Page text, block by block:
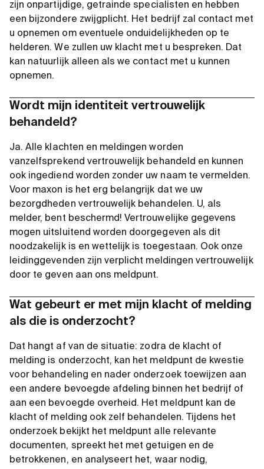
zijn onpartijdige, getrainde specialisten en hebben
een bijzondere zwijgplicht. Het bedrijf zal contact met
u opnemen om eventuele onduidelijkheden op te
helderen. We zullen uw klacht met u bespreken. Dat
kan natuurlijk alleen als we contact met u kunnen
opnemen.
Wordt mijn identiteit vertrouwelijk
behandeld?
Ja. Alle klachten en meldingen worden
vanzelfsprekend vertrouwelijk behandeld en kunnen
ook ingediend worden zonder uw naam te vermelden.
Voor maxon is het erg belangrijk dat we uw
bezorgdheden vertrouwelijk behandelen. U, als
melder, bent beschermd! Vertrouwelijke gegevens
mogen uitsluitend worden doorgegeven als dit
noodzakelijk is en wettelijk is toegestaan. Ook onze
leidinggevenden zijn verplicht meldingen vertrouwelijk
door te geven aan ons meldpunt.
Wat gebeurt er met mijn klacht of melding
als die is onderzocht?
Dat hangt af van de situatie: zodra de klacht of
melding is onderzocht, kan het meldpunt de kwestie
voor behandeling en nader onderzoek toewijzen aan
een andere bevoegde afdeling binnen het bedrijf of
aan een bevoegde overheid. Het meldpunt kan de
klacht of melding ook zelf behandelen. Tijdens het
onderzoek bekijkt het meldpunt alle relevante
documenten, spreekt het met getuigen en de
betrokkenen, en analyseert het, waar nodig,